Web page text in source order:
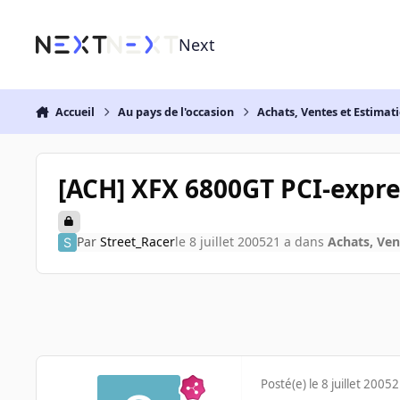
Next
Accueil Au pays de l'occasion Achats, Ventes et
[ACH] XFX 6800GT PCI-
Par Street_Racerle 8 juillet 200521 a dans Achats,
Posté(e) le 8 juillet 2005